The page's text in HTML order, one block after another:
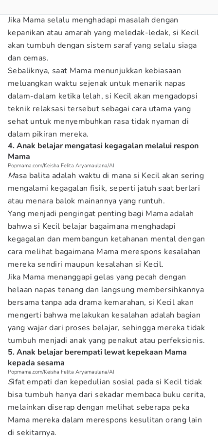
Jika Mama selalu menghadapi masalah dengan
kepanikan atau amarah yang meledak-ledak, si Kecil
akan tumbuh dengan sistem saraf yang selalu siaga
dan cemas.
Sebaliknya, saat Mama menunjukkan kebiasaan
meluangkan waktu sejenak untuk menarik napas
dalam-dalam ketika lelah, si Kecil akan mengadopsi
teknik relaksasi tersebut sebagai cara utama yang
sehat untuk menyembuhkan rasa tidak nyaman di
dalam pikiran mereka.
4. Anak belajar mengatasi kegagalan melalui respon
Mama
Popmama.com/Keisha Felita Aryamaulana/AI
Masa balita adalah waktu di mana si Kecil akan sering
mengalami kegagalan fisik, seperti jatuh saat berlari
atau menara balok mainannya yang runtuh.
Yang menjadi pengingat penting bagi Mama adalah
bahwa si Kecil belajar bagaimana menghadapi
kegagalan dan membangun ketahanan mental dengan
cara melihat bagaimana Mama merespons kesalahan
mereka sendiri maupun kesalahan si Kecil.
Jika Mama menanggapi gelas yang pecah dengan
helaan napas tenang dan langsung membersihkannya
bersama tanpa ada drama kemarahan, si Kecil akan
mengerti bahwa melakukan kesalahan adalah bagian
yang wajar dari proses belajar, sehingga mereka tidak
tumbuh menjadi anak yang penakut atau perfeksionis.
5. Anak belajar berempati lewat kepekaan Mama
kepada sesama
Popmama.com/Keisha Felita Aryamaulana/AI
Sifat empati dan kepedulian sosial pada si Kecil tidak
bisa tumbuh hanya dari sekadar membaca buku cerita,
melainkan diserap dengan melihat seberapa peka
Mama mereka dalam merespons kesulitan orang lain
di sekitarnya.